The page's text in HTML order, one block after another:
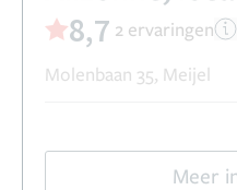
8,7 2 ervaringen
Molenbaan 35, Meijel
Meer